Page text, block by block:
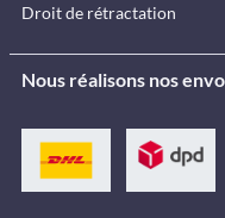
Droit de rétractation
Nous réalisons nos